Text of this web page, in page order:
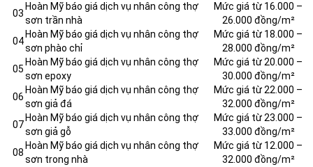
03
Hoàn Mỹ báo giá dịch vụ nhân công thợ
sơn trần nhà
Mức giá từ 16.000 –
26.000 đồng/m²
04
Hoàn Mỹ báo giá dịch vụ nhân công thợ
sơn phào chỉ
Mức giá từ 18.000 –
28.000 đồng/m²
05
Hoàn Mỹ báo giá dịch vụ nhân công thợ
sơn epoxy
Mức giá từ 20.000 –
30.000 đồng/m²
06
Hoàn Mỹ báo giá dịch vụ nhân công thợ
sơn giả đá
Mức giá từ 22.000 –
32.000 đồng/m²
07
Hoàn Mỹ báo giá dịch vụ nhân công thợ
sơn giả gỗ
Mức giá từ 23.000 –
33.000 đồng/m²
08
Hoàn Mỹ báo giá dịch vụ nhân công thợ
sơn trong nhà
Mức giá từ 12.000 –
32.000 đồng/m²